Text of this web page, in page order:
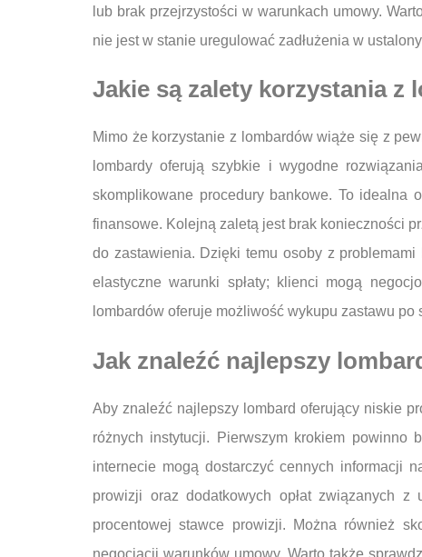
lub brak przejrzystości w warunkach umowy.
nie jest w stanie uregulować zadłużenia w
Jakie są zalety korzystania z
Mimo że korzystanie z lombardów wiąże się z
lombardy oferują szybkie i wygodne
skomplikowane procedury bankowe. To idealna
finansowe. Kolejną zaletą jest brak konieczności
do zastawienia. Dzięki temu osoby z
elastyczne warunki spłaty; klienci mogą
lombardów oferuje możliwość wykupu zastawu
Jak znaleźć najlepszy
Aby znaleźć najlepszy lombard oferujący niskie
różnych instytucji. Pierwszym krokiem
internecie mogą dostarczyć cennych informacji
prowizji oraz dodatkowych opłat związanych
procentowej stawce prowizji. Można również
negocjacji warunków umowy. Warto także